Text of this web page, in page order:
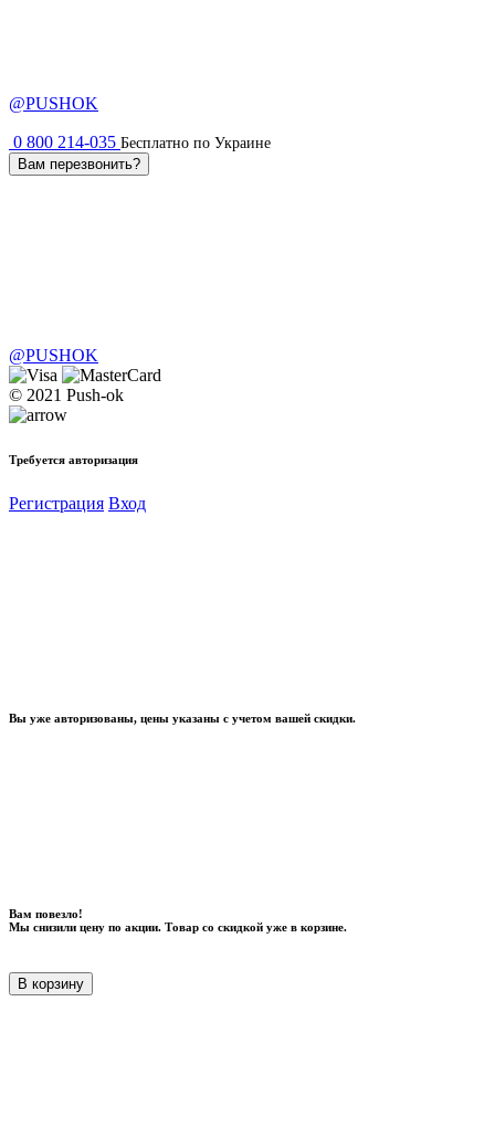
@PUSHOK
0 800 214-035 Бесплатно по Украине
Вам перезвонить?
@PUSHOK
© 2021 Push-ok
Требуется авторизация
Регистрация Вход
Вы уже авторизованы, цены указаны с учетом вашей скидки.
Вам повезло!
Мы снизили цену по акции. Товар со скидкой уже в корзине.
В корзину